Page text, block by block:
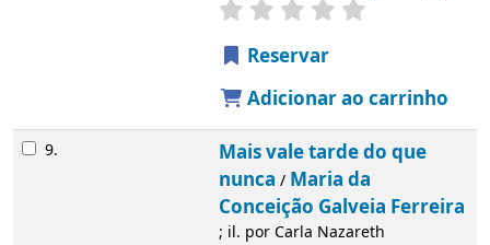
Reservar
Adicionar ao carrinho
9.
Mais vale tarde do que
nunca / Maria da
Conceição Galveia Ferreira
; il. por Carla Nazareth